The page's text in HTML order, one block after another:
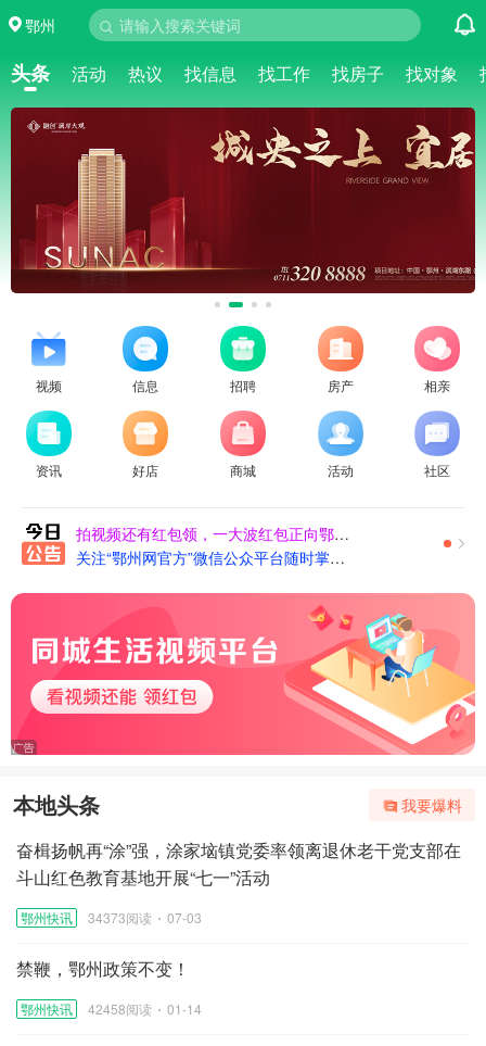
鄂州 请输入搜索关键词
头条 活动 热议 找信息 找工作 找房子 找对象
视频 信息 招聘 房产 相亲
资讯 好店 商城 活动 社区
拍视频还有红包领，一大波红包正向鄂州人袭来，你确定不要？
关注“鄂州网官方”微信公众平台随时掌握最新动态
本地头条 我要爆料
奋楫扬帆再“涂”强，涂家垴镇党委率领离退休老干党支部在
斗山红色教育基地开展“七一”活动
鄂州快讯 34373阅读 07-03
禁鞭，鄂州政策不变！
鄂州快讯 42458阅读 01-14